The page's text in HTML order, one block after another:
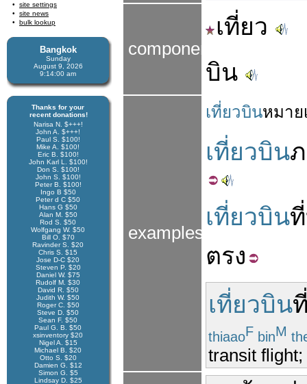
site settings
site news
bulk lookup
Bangkok
Sunday
August 9, 2026
9:14:00 am
Thanks for your
recent donations!
Narisa N. $+++!
John A. $+++!
Paul S. $100!
Mike A. $100!
Eric B. $100!
John Karl L. $100!
Don S. $100!
John S. $100!
Peter B. $100!
Ingo B $50
Peter d C $50
Hans G $50
Alan M. $50
Rod S. $50
Wolfgang W. $50
Bill O. $70
Ravinder S. $20
Chris S. $15
Jose D-C $20
Steven P. $20
Daniel W. $75
Rudolf M. $30
David R. $50
Judith W. $50
Roger C. $50
Steve D. $50
Sean F. $50
Paul G. B. $50
xsinventory $20
Nigel A. $15
Michael B. $20
Otto S. $20
Damien G. $12
Simon G. $5
Lindsay D. $25
components
เที่ยว
บิน
examples
เที่ยวบินหมาย
เที่ยวบิน
เที่ยวบินที่
ตรง
เที่ยวบิน
thiaaoF binM
transit